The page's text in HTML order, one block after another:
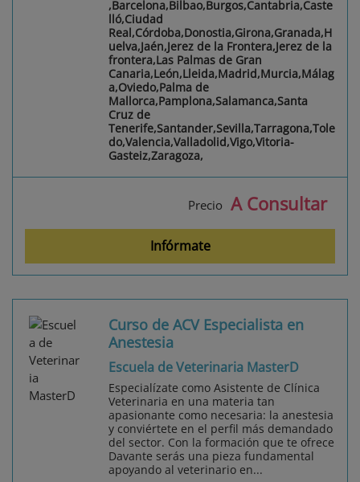
,Barcelona,Bilbao,Burgos,Cantabria,Caste
lló,Ciudad
Real,Córdoba,Donostia,Girona,Granada,H
uelva,Jaén,Jerez de la Frontera,Jerez de la
frontera,Las Palmas de Gran
Canaria,León,Lleida,Madrid,Murcia,Málag
a,Oviedo,Palma de
Mallorca,Pamplona,Salamanca,Santa
Cruz de
Tenerife,Santander,Sevilla,Tarragona,Tole
do,Valencia,Valladolid,Vigo,Vitoria-
Gasteiz,Zaragoza,
Precio A Consultar
Infórmate
Curso de ACV Especialista en
Anestesia
Escuela de Veterinaria MasterD
Especialízate como Asistente de Clínica
Veterinaria en una materia tan
apasionante como necesaria: la anestesia
y conviértete en el perfil más demandado
del sector. Con la formación que te ofrece
Davante serás una pieza fundamental
apoyando al veterinario en...